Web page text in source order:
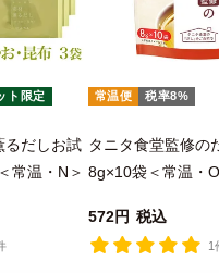
ト限定
るだしお試
常温・N＞
常温便 税率8%
タニタ食堂監修の
8g×10袋＜常温・
572 税込
1